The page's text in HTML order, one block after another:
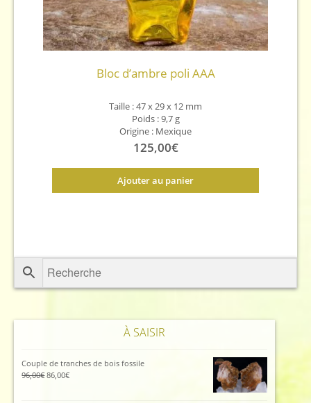
Bloc d’ambre poli AAA
Taille : 47 x 29 x 12 mm
Poids : 9,7 g
Origine : Mexique
125,00€
Ajouter au panier
À SAISIR
Couple de tranches de bois fossile
96,00€Le
86,00€Le